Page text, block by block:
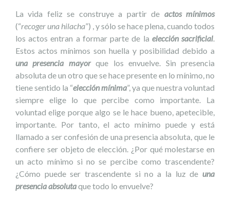
La vida feliz se construye a partir de actos mínimos
(“recoger una hilacha”) , y sólo se hace plena, cuando todos
los actos entran a formar parte de la elección sacrificial.
Estos actos mínimos son huella y posibilidad debido a
una presencia mayorque los envuelve. Sin presencia
absoluta de un otro que se hace presente en lo mínimo, no
tiene sentido la “elección mínima”, ya que nuestra voluntad
siempre elige lo que percibe como importante. La
voluntad elige porque algo se le hace bueno, apetecible,
importante. Por tanto, el acto mínimo puede y está
llamado a ser confesión de una presencia absoluta, que le
confiere ser objeto de elección. ¿Por qué molestarse en
un acto mínimo si no se percibe como trascendente?
¿Cómo puede ser trascendente si no a la luz de una
presencia absolutaque todo lo envuelve?